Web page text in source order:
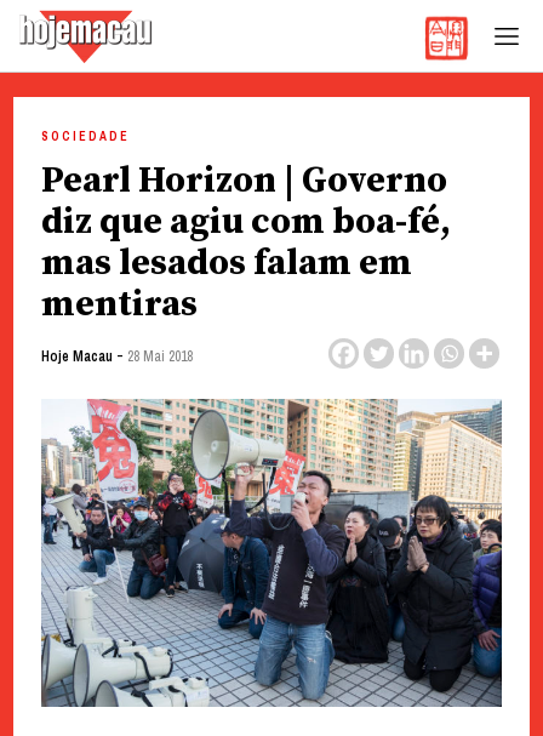
content
SOCIEDADE
Pearl Horizon | Governo
diz que agiu com boa-fé,
mas lesados falam em
mentiras
Hoje Macau - 28 Mai 2018